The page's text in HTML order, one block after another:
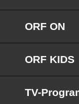
ORF ON
ORF KIDS
TV-